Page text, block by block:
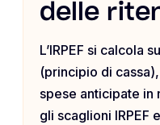
delle
L’IRPEF si calcola
(principio di
spese anticipate in
gli scaglioni IRPEF